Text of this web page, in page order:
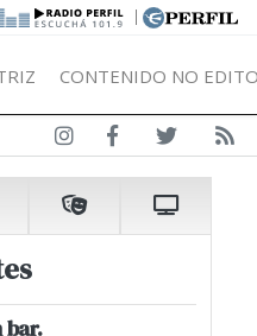
|
CONTENIDO NO
bar.